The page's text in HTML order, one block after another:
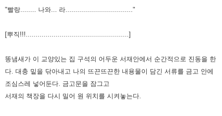
"빨랑........ 나와... 라.................................."
[뿌직!!!....................................................]
똥냄새가 이 교양있는 집 구석의 어두운 서재안에서 순간적으로 진동을 한
다. 대충 밑을 닦아내고 나의 뜨끈뜨끈한 내용물이 담긴 서류를 금고 안에
조심스레 넣어둔다. 금고문을 잠그고
서재의 책장을 다시 밀어 원 위치를 시켜놓는다.